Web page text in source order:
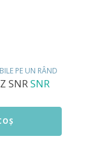
PE UN RÂND
SNRSNR